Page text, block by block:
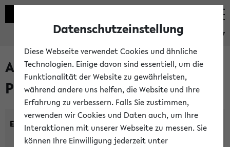
eKVV
Alle noch stattfindenden
Prüfungen
Einrichtung:
Datenschutzeinstellung
Diese Webseite verwendet Cookies und ähnliche
Technologien. Einige davon sind essentiell, um die
Funktionalität der Website zu gewährleisten,
während andere uns helfen, die Website und Ihre
Erfahrung zu verbessern. Falls Sie zustimmen,
verwenden wir Cookies und Daten auch, um Ihre
Interaktionen mit unserer Webseite zu messen. Sie
können Ihre Einwilligung jederzeit unter